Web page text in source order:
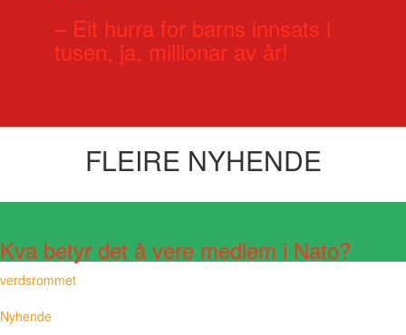
– Eit hurra for barns innsats i
tusen, ja, millionar av år!
FLEIRE NYHENDE
Kva betyr det å vere medlem i Nato?
verdsrommet
Nyhende